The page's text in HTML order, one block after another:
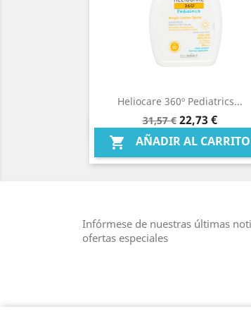
Heliocare 360º Pediatrics...
Precio
base
31,57 € Precio
22,73 €
 AÑADIR AL CARRITO
Vista rápida
Infórmese de nuestras últimas
ofertas especiales